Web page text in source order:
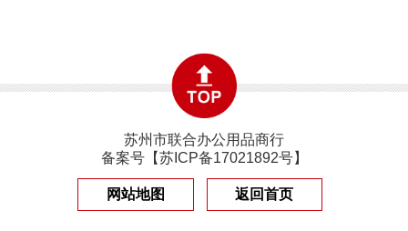
苏州市联合办公用品商行
备案号【苏ICP备17021892号】
网站地图 返回首页